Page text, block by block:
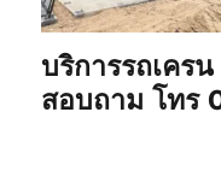
บริการรถเคร
สอบถาม โทร